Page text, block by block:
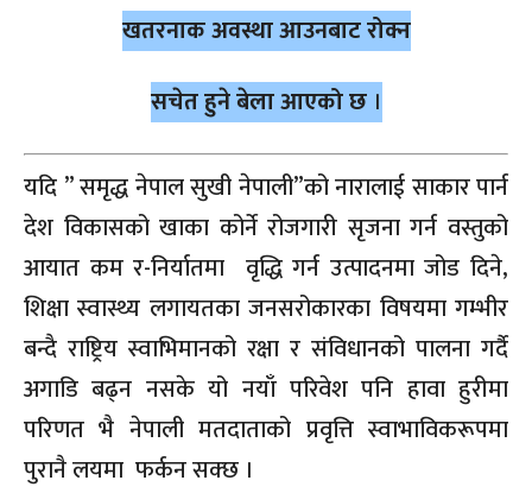
खतरनाक अवस्था आउनबाट रोक्न
सचेत हुने बेला आएको छ।
यदि ” समृद्ध नेपाल सुखी नेपाली”को नारालाई साकार पार्न
देश विकासको खाका कोर्ने रोजगारी सृजना गर्न वस्तुको
आयात कम र-निर्यातमा वृद्धि गर्न उत्पादनमा जोड दिने,
शिक्षा स्वास्थ्य लगायतका जनसरोकारका विषयमा गम्भीर
बन्दै राष्ट्रिय स्वाभिमानको रक्षा र संविधानको पालना गर्दै
अगाडि बढ्न नसके यो नयाँ परिवेश पनि हावा हुरीमा
परिणत भै नेपाली मतदाताको प्रवृत्ति स्वाभाविकरूपमा
पुरानै लयमा फर्कन सक्छ ।